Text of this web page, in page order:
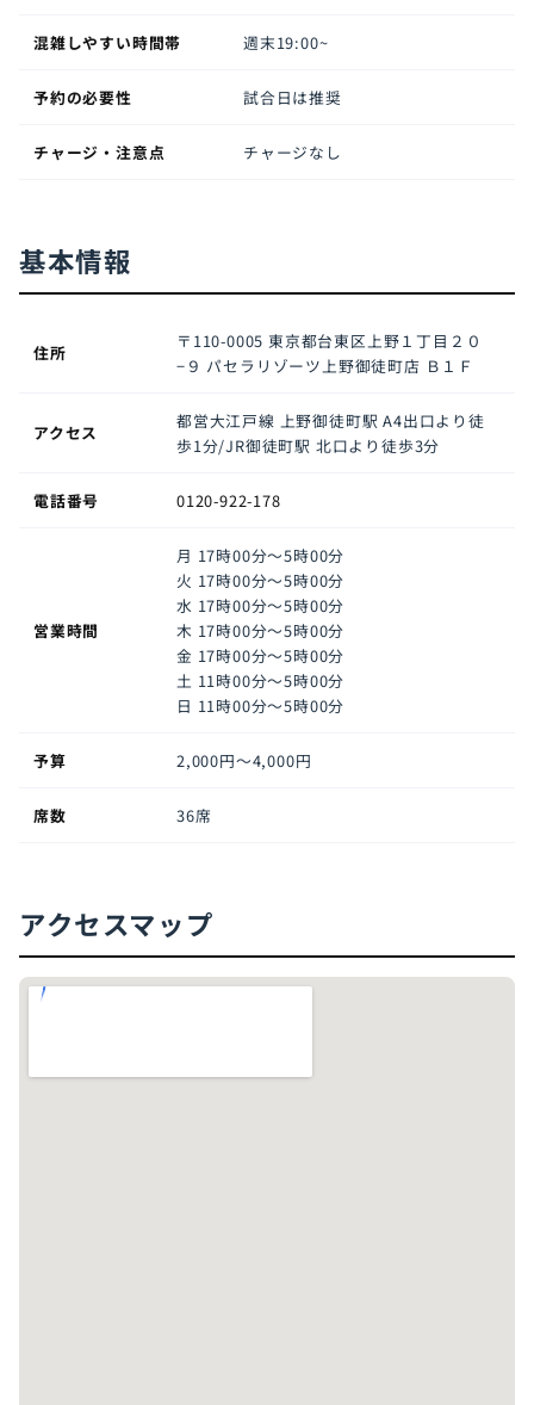
混雑しやすい時間帯 週末19:00~
予約の必要性 試合日は推奨
チャージ・注意点 チャージなし
基本情報
住所
〒110-0005 東京都台東区上野１丁目２０
−９ パセラリゾーツ上野御徒町店 Ｂ１Ｆ
アクセス
都営大江戸線 上野御徒町駅 A4出口より徒
歩1分/JR御徒町駅 北口より徒歩3分
電話番号 0120-922-178
営業時間
月 17時00分～5時00分
火 17時00分～5時00分
水 17時00分～5時00分
木 17時00分～5時00分
金 17時00分～5時00分
土 11時00分～5時00分
日 11時00分～5時00分
予算 2,000円〜4,000円
席数 36席
アクセスマップ